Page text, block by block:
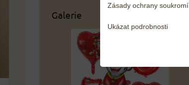
Galerie
Zásady ochrany soukromí
Ukázat podrobnosti